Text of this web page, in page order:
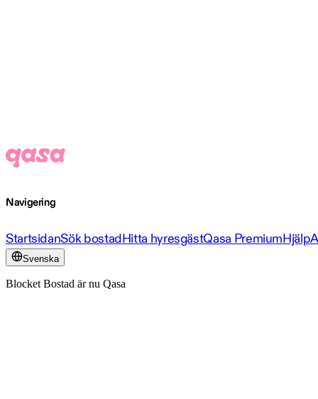
Navigering
StartsidanSök bostadHitta hyresgästQasa PremiumHjälp
Svenska
Blocket Bostad är nu Qasa